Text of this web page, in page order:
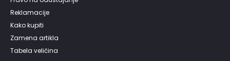
k
a
Reklamacije
Kako kupiti
Zamena artikla
Tabela veličina